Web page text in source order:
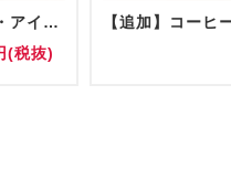
コーヒー・紅茶ポット(ホット・アイス) 陶器/グラス提供
(税抜)